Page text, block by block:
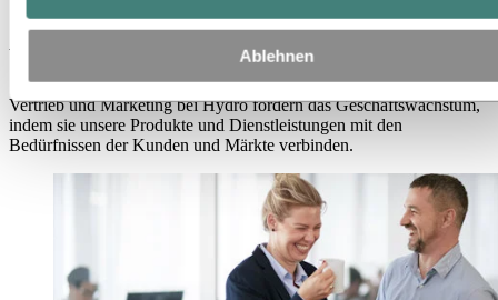
Ablehnen
Vertrieb und Marketing
Vertrieb und Marketing bei Hydro fördern das Geschäftswachstum,
indem sie unsere Produkte und Dienstleistungen mit den
Bedürfnissen der Kunden und Märkte verbinden.